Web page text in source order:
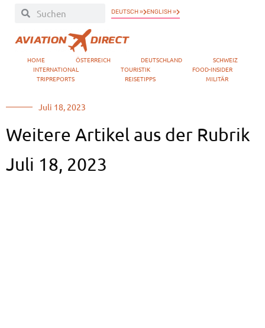
DEUTSCH » ENGLISH »
HOME ÖSTERREICH DEUTSCHLAND
SCHWEIZ
INTERNATIONAL
TOURISTIK
FOOD-INSIDER
TRIPREPORTS
REISETIPPS MILITÄR
Juli 18, 2023
Weitere Artikel aus der Rubrik
Juli 18, 2023